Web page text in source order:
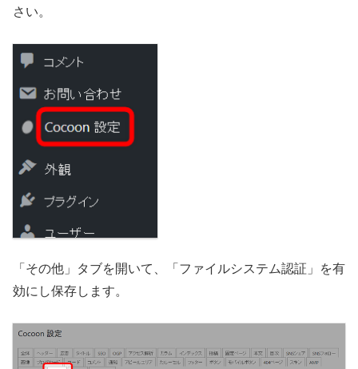
さい。
「その他」タブを開いて、「ファイルシステム認証」を有
効にし保存します。